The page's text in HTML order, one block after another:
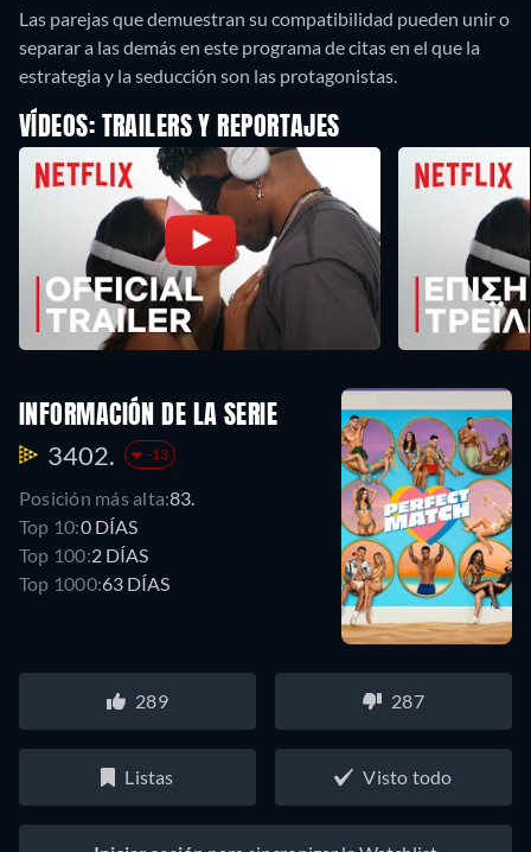
Las parejas que demuestran su compatibilidad pueden unir o
separar a las demás en este programa de citas en el que la
estrategia y la seducción son las protagonistas.
VÍDEOS: TRAILERS Y REPORTAJES
INFORMACIÓN DE LA SERIE
3402. -13
Posición más alta:83.
Top 10:0 DÍAS
Top 100:2 DÍAS
Top 1000:63 DÍAS
289 287
Listas Visto todo